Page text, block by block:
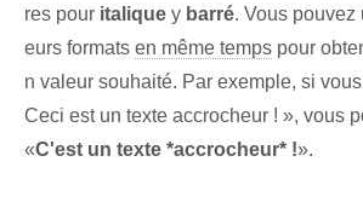
res pour italique y barré. Vous
eurs formats en même temps pour
n valeur souhaité. Par exemple, si
Ceci est un texte accrocheur ! », vous
«C'est un texte *accrocheur* !».